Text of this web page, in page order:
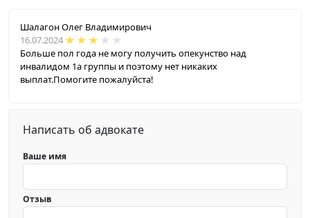
Шалагон Олег Владимирович
16.07.2024
Больше пол года не могу получить опекунство над
инвалидом 1а группы и поэтому нет никаких
выплат.Помогите пожалуйста!
Написать об адвокате
Ваше имя
Отзыв